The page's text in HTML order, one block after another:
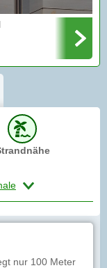
nur 100 Meter